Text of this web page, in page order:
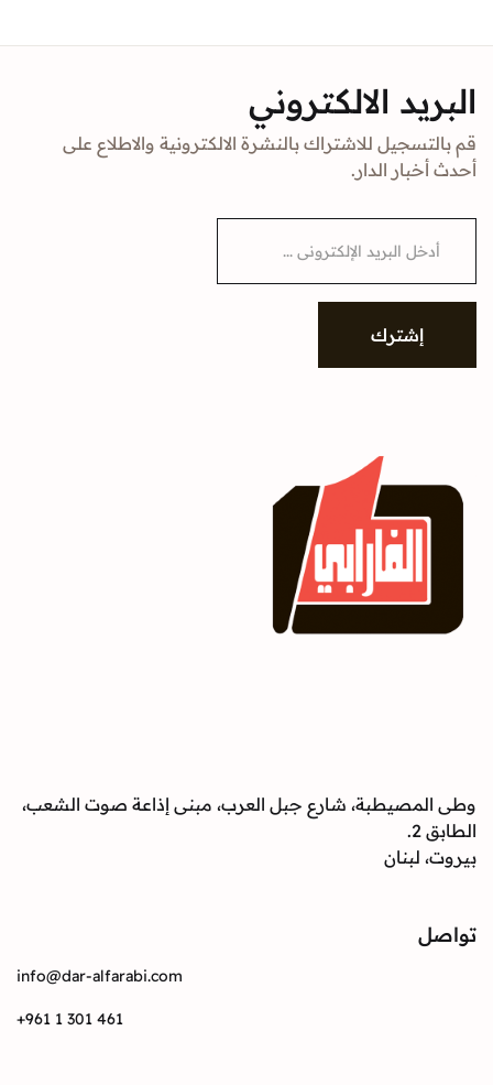
البريد الالكتروني
قم بالتسجيل للاشتراك بالنشرة الالكترونية والاطلاع على
أحدث أخبار الدار.
i
إشترك
وطى المصيطبة، شارع جبل العرب، مبنى إذاعة صوت الشعب،
الطابق 2.
بيروت، لبنان
تواصل
info@dar-alfarabi.com
+961 1 301 461